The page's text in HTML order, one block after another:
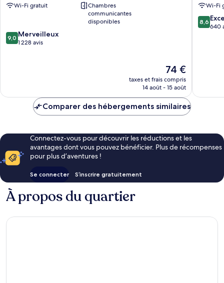
Wi-Fi gratuit
Chambres
communicantes
disponibles
9.0
sur
9,0 Merveilleux
1 228 avis
Le
nouveau
prix
de
74 €
taxes et frais compris
14 août - 15 août
Wi-Fi
8.6
sur
8,6
640
Comparer des hébergements similaires
Connectez-vous pour découvrir les réductions et les
avantages dont vous pouvez bénéficier. Plus de récompenses
pour plus d’aventures !
Se connecter S’inscrire gratuitement
À propos du quartier